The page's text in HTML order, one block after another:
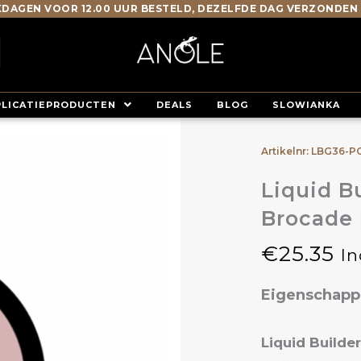
VOOR 12.00 UUR BESTELD, DEZELFDE DAG VERZONDEN
DEALS BLOG SLOWIANKA
Artikelnr: LBG36-
Liquid
Brocade
€25.35
Liquid